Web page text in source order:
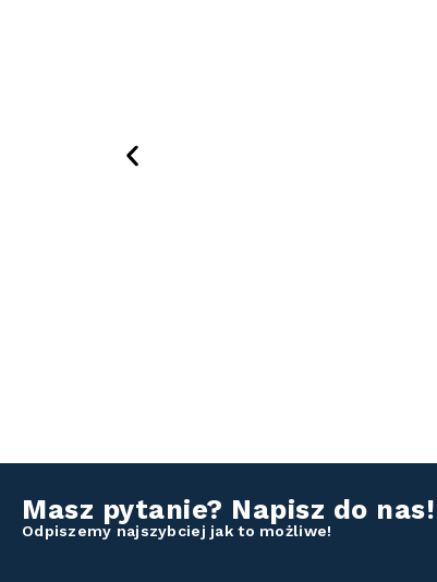
Masz pytanie? Napisz do nas!
Odpiszemy najszybciej jak to możliwe!